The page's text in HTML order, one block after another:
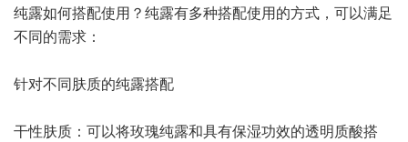
纯露如何搭配使用？纯露有多种搭配使用的方式，可以满足
不同的需求：
针对不同肤质的纯露搭配
干性肤质：可以将玫瑰纯露和具有保湿功效的透明质酸搭